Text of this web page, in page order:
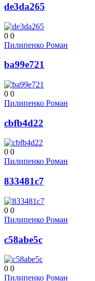
de3da265
0 0
Пилипенко Роман
ba99e721
0 0
Пилипенко Роман
cbfb4d22
0 0
Пилипенко Роман
833481c7
0 0
Пилипенко Роман
c58abe5c
0 0
Пилипенко Роман